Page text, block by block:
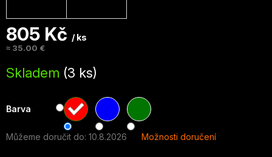
805 Kč / ks
≈ 35.00 €
cena:
Skladem (3 ks)
Barva
Můžeme doručit do: 10.8.2026 Možnosti doručení